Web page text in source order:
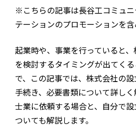
※こちらの記事は長谷工コミュ
テーションのプロモーションを含
起業時や、事業を行っていると
を検討するタイミングが出てく
で、この記事では、株式会社の設
手続き、必要書類について詳しく
士業に依頼する場合と、自分で
ついても解説します。